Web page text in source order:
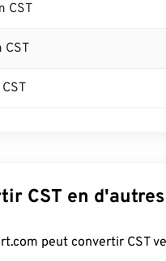
CST
CST
CST en
peut convertir CST